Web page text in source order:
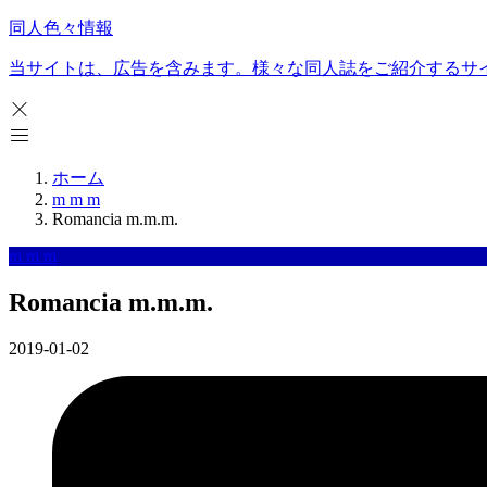
同人色々情報
当サイトは、広告を含みます。様々な同人誌をご紹介するサ
ホーム
m m m
Romancia m.m.m.
m m m
Romancia m.m.m.
2019-01-02